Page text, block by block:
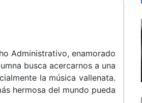
Administrativo, enamorado
busca acercarnos a una
la música vallenata.
hermosa del mundo pueda